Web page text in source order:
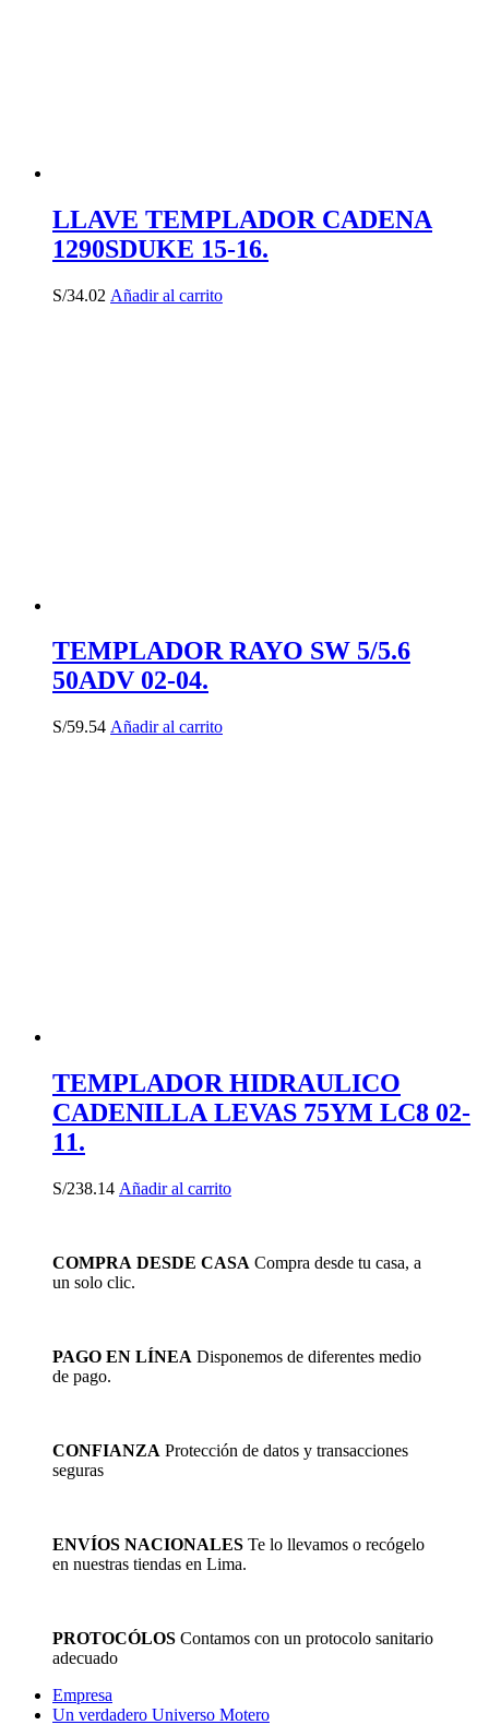
LLAVE TEMPLADOR CADENA
1290SDUKE 15-16.
S/34.02 Añadir al carrito
TEMPLADOR RAYO SW 5/5.6
50ADV 02-04.
S/59.54 Añadir al carrito
TEMPLADOR HIDRAULICO
CADENILLA LEVAS 75YM LC8 02-
11.
S/238.14 Añadir al carrito
COMPRA DESDE CASA Compra desde tu casa, a
un solo clic.
PAGO EN LÍNEA Disponemos de diferentes medio
de pago.
CONFIANZA Protección de datos y transacciones
seguras
ENVÍOS NACIONALES Te lo llevamos o recógelo
en nuestras tiendas en Lima.
PROTOCÓLOS Contamos con un protocolo sanitario
adecuado
Empresa
Un verdadero Universo Motero